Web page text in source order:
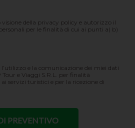
visione della privacy policy e autorizzo il
per le finalità di cui ai punti a) b)
l’utilizzo e la comunicazione dei miei dati
e Viaggi S.R.L. per finalità
servizi turistici e per la ricezione di